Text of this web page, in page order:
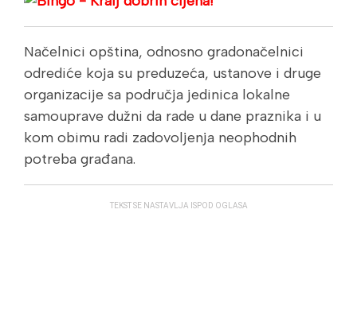
Načelnici opština, odnosno gradonačelnici
odrediće koja su preduzeća, ustanove i druge
organizacije sa područja jedinica lokalne
samouprave dužni da rade u dane praznika i u
kom obimu radi zadovoljenja neophodnih
potreba građana.
TEKST SE NASTAVLJA ISPOD OGLASA